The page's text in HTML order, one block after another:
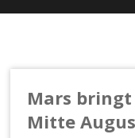
Mars bringt
Mitte